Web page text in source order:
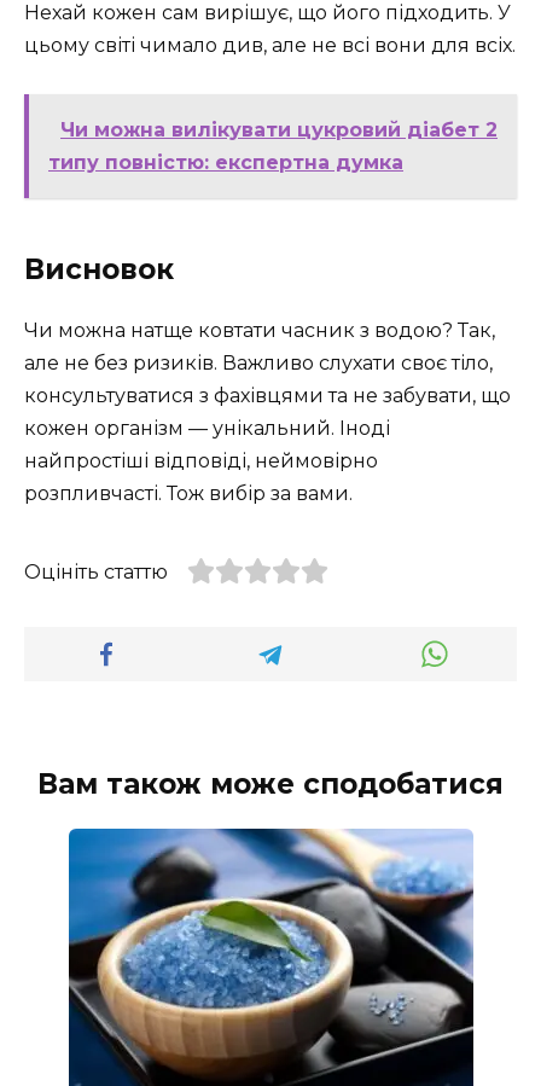
Нехай кожен сам вирішує, що його підходить. У
цьому світі чимало див, але не всі вони для всіх.
Чи можна вилікувати цукровий діабет 2
типу повністю: експертна думка
Висновок
Чи можна натще ковтати часник з водою? Так,
але не без ризиків. Важливо слухати своє тіло,
консультуватися з фахівцями та не забувати, що
кожен організм — унікальний. Іноді
найпростіші відповіді, неймовірно
розпливчасті. Тож вибір за вами.
Оцініть статтю
Вам також може сподобатися